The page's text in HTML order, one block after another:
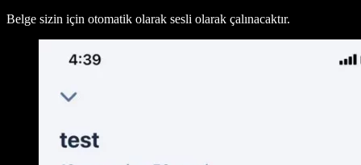
Belge sizin için otomatik olarak sesli olarak çalınacaktır.